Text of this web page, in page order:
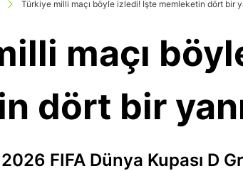
Türkiye milli maçı böyle izledi! İşte memleketin dört bir
maçı
dört bir
2026 FIFA Dünya Kupası D